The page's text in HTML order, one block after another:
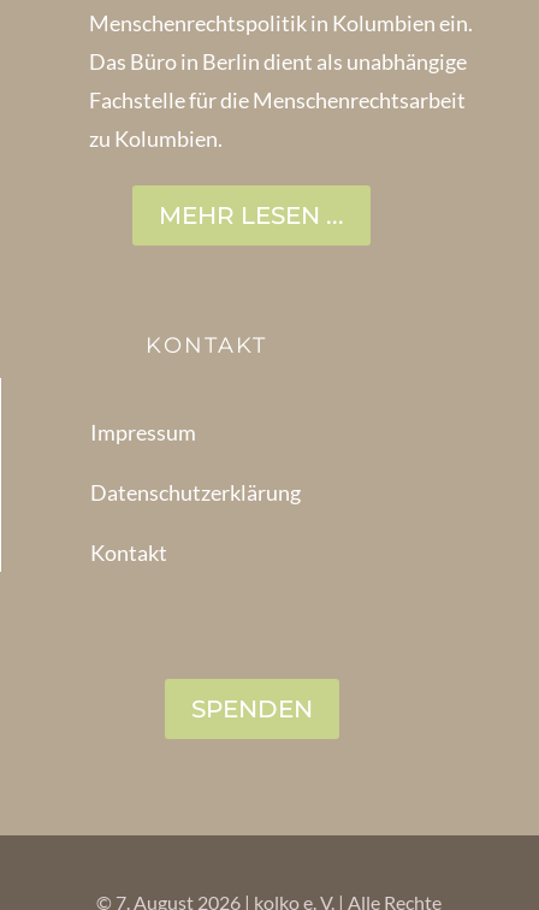
Menschenrechts­politik in Kolum­bien ein.
Das Büro in Berlin dient als unabhängige
Fachstelle für die Menschen­rechtsarbeit
zu Kolumbien.
MEHR LESEN ...
KONTAKT
Impressum
Datenschutzerklärung
Kontakt
SPENDEN
© 7. August 2026 | kolko e. V. | Alle Rechte